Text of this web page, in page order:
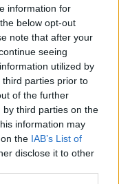
information for
below opt-out
note that after your
seeing
utilized by
parties prior to
of the further
third parties on the
information may
the IAB’s List of
disclose it to other
Led Zeppelin